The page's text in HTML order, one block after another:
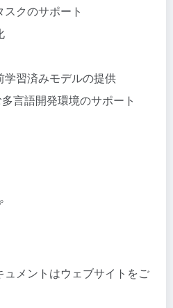
クのサポート
習済みモデルの提供
言語開発環境のサポート
メントはウェブサイトをご